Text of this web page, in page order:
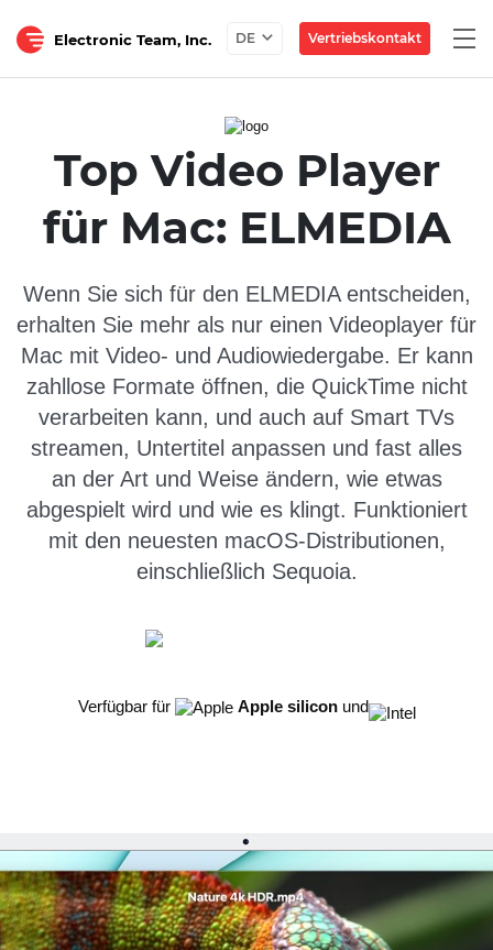
Electronic Team, Inc. DE Vertriebskontakt
Top Video Player
für Mac: ELMEDIA
Wenn Sie sich für den ELMEDIA entscheiden,
erhalten Sie mehr als nur einen Videoplayer für
Mac mit Video- und Audiowiedergabe. Er kann
zahllose Formate öffnen, die QuickTime nicht
verarbeiten kann, und auch auf Smart TVs
streamen, Untertitel anpassen und fast alles
an der Art und Weise ändern, wie etwas
abgespielt wird und wie es klingt. Funktioniert
mit den neuesten macOS-Distributionen,
einschließlich Sequoia.
Verfügbar für Apple siliconund